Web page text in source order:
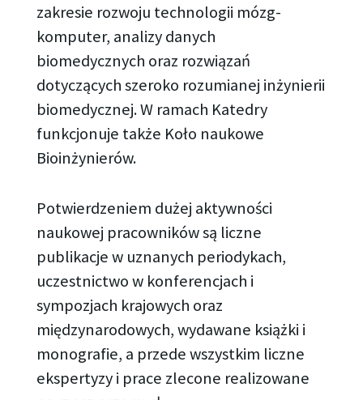
zakresie rozwoju technologii mózg-
komputer, analizy danych
biomedycznych oraz rozwiązań
dotyczących szeroko rozumianej inżynierii
biomedycznej. W ramach Katedry
funkcjonuje także Koło naukowe
Bioinżynierów.
Potwierdzeniem dużej aktywności
naukowej pracowników są liczne
publikacje w uznanych periodykach,
uczestnictwo w konferencjach i
sympozjach krajowych oraz
międzynarodowych, wydawane książki i
monografie, a przede wszystkim liczne
ekspertyzy i prace zlecone realizowane